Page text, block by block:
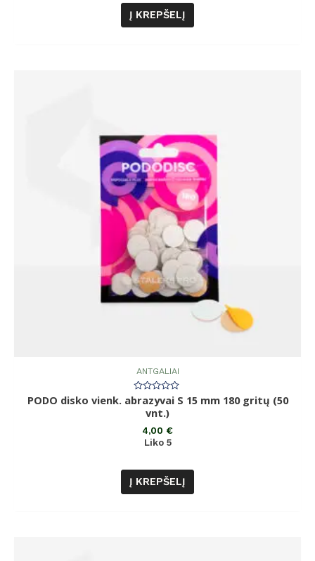
Į KREPŠELĮ
ANTGALIAI
Įvertinimas:
0
PODO disko vienk. abrazyvai S 15 mm 180 gritų (50
vnt.)
4,00 €
Liko 5
Į KREPŠELĮ